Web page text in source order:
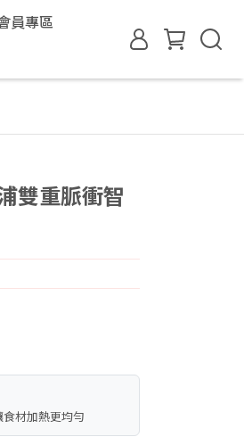
員專區
雙重脈衝智
材加熱更均勻